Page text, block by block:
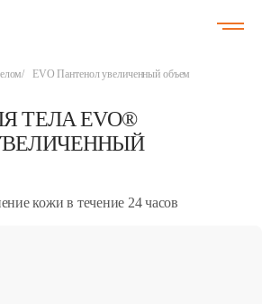
EVO Пантенол увеличенный объем
ТЕЛА EVO®
кожи в течение 24 часов